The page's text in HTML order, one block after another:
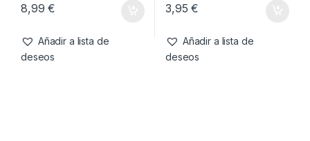
8,99€
Añadir a lista de
deseos
3,95€
Añadir a lista de
deseos